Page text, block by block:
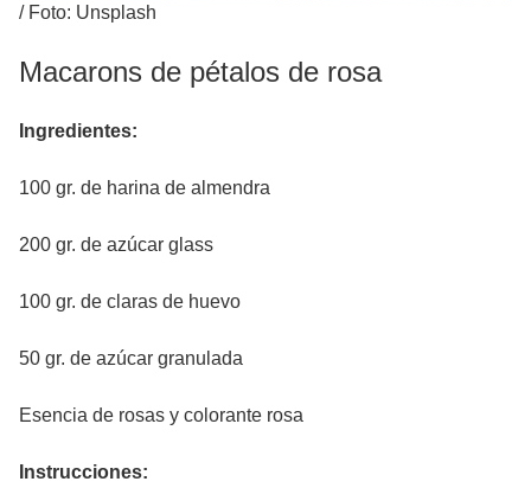
/ Foto: Unsplash
Macarons de pétalos de rosa
Ingredientes:
100 gr. de harina de almendra
200 gr. de azúcar glass
100 gr. de claras de huevo
50 gr. de azúcar granulada
Esencia de rosas y colorante rosa
Instrucciones: